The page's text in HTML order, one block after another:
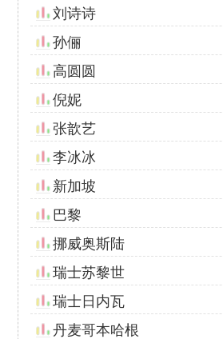
刘诗诗
孙俪
高圆圆
倪妮
张歆艺
李冰冰
新加坡
巴黎
挪威奥斯陆
瑞士苏黎世
瑞士日内瓦
丹麦哥本哈根